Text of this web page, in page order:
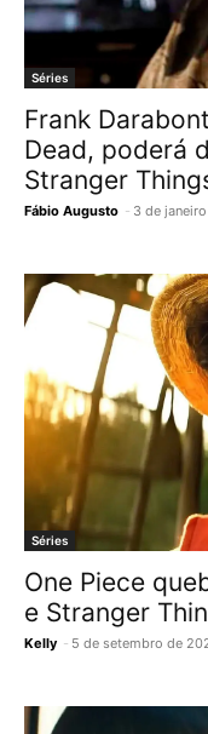
Séries
Frank
Dead, poderá
Stranger
Fábio Augusto - 3 de
Séries
One Piece
e Stranger
Kelly - 5 de setembro de